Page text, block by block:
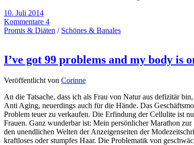
10. Juli 2014
Kommentare 4
Promis & Diäten / Schönes & Banales
I’ve got 99 problems and my body is
Veröffentlicht von Corinne
An die Tatsache, dass ich als Frau von Natur aus defizitär
Anti Aging, neuerdings auch für die Hände. Das
Problem teuer zu verkaufen. Die Erfindung der Cellulite ist
Frauen. Ganz wunderbar ist: Mein persönlicher Marathon zur
den unendlichen Welten der Anzeigenseiten der
kraftloses oder stumpfes Haar. Die Problematik von